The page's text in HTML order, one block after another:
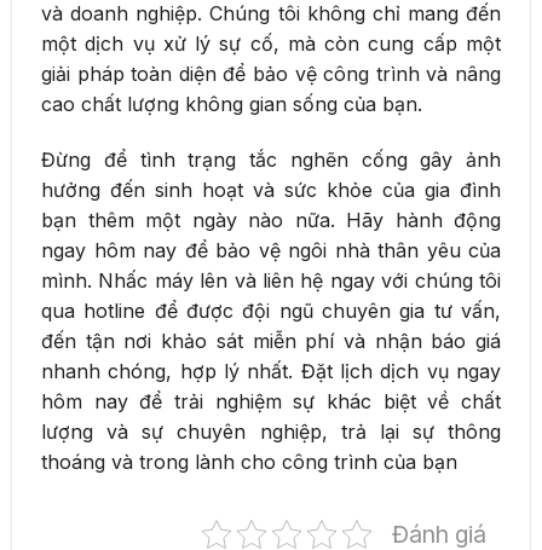
và doanh nghiệp. Chúng tôi không chỉ mang đến
một dịch vụ xử lý sự cố, mà còn cung cấp một
giải pháp toàn diện để bảo vệ công trình và nâng
cao chất lượng không gian sống của bạn.
Đừng để tình trạng tắc nghẽn cống gây ảnh
hưởng đến sinh hoạt và sức khỏe của gia đình
bạn thêm một ngày nào nữa. Hãy hành động
ngay hôm nay để bảo vệ ngôi nhà thân yêu của
mình. Nhấc máy lên và liên hệ ngay với chúng tôi
qua hotline để được đội ngũ chuyên gia tư vấn,
đến tận nơi khảo sát miễn phí và nhận báo giá
nhanh chóng, hợp lý nhất. Đặt lịch dịch vụ ngay
hôm nay để trải nghiệm sự khác biệt về chất
lượng và sự chuyên nghiệp, trả lại sự thông
thoáng và trong lành cho công trình của bạn
Đánh giá